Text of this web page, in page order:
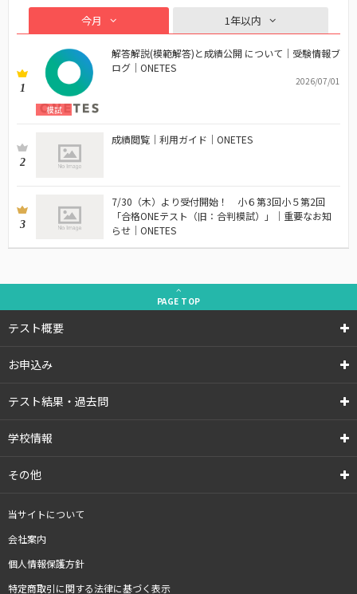
今月 1年以内
1
模試
解答解説(模範解答)と成績公開 について｜受験情報ブ
ログ｜ONETES
2026/07/01
2
成績閲覧｜利用ガイド｜ONETES
3
7/30（木）より受付開始！ 小６第3回小５第2回
「合格ONEテスト（旧：合判模試）」｜重要なお知
らせ｜ONETES
PAGE TOP
テスト概要
お申込み
テスト結果・過去問
学校情報
その他
当サイトについて
会社案内
個人情報保護方針
特定商取引に関する法律に基づく表示